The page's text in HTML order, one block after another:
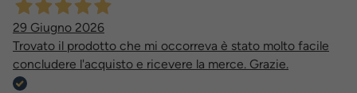
29 Giugno 2026
Trovato il prodotto che mi occorreva è stato molto facile
concludere l'acquisto e ricevere la merce. Grazie.